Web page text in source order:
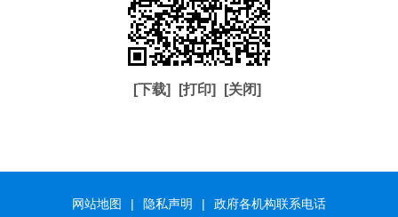
[下载] [打印] [关闭]
网站地图 | 隐私声明 | 政府各机构联系电话